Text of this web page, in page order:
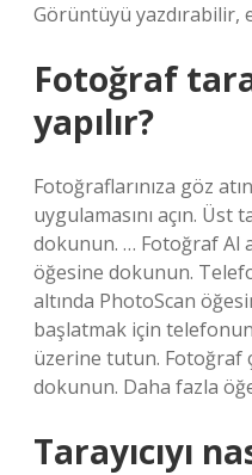
Görüntüyü yazdırabilir,
Fotoğraf
yapılır?
Fotoğraflarınıza göz
uygulamasını açın.
dokunun. … Fotoğraf Al
öğesine dokunun.
altında PhotoScan
başlatmak için
üzerine tutun. Fotoğraf
dokunun. Daha fazla
Tarayıcıyı